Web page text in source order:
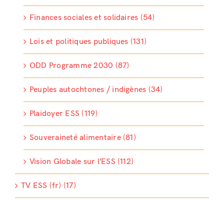
Finances sociales et solidaires (54)
Lois et politiques publiques (131)
ODD Programme 2030 (87)
Peuples autochtones / indigènes (34)
Plaidoyer ESS (119)
Souveraineté alimentaire (81)
Vision Globale sur l’ESS (112)
TV ESS (fr) (17)